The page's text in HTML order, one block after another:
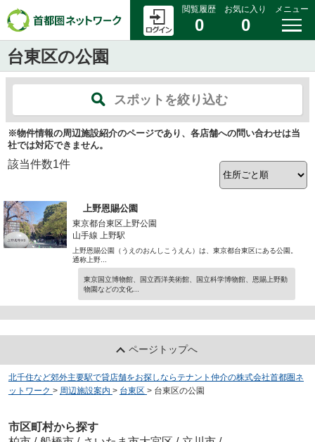
閲覧履歴
0
お気に入り
0
メニュー
台東区の公園
スポットを絞り込む
※物件情報の周辺施設紹介のページであり、各店舗への問い合わせは当
社では対応できません。
該当件数1件
上野恩賜公園
東京都台東区上野公園
山手線 上野駅
上野恩賜公園（うえのおんしこうえん）は、東京都台東区にある公園。
通称上野...
東京国立博物館、国立西洋美術館、国立科学博物館、恩賜上野動
物園などの文化...
ページトップへ
北千住など郊外主要駅で貸店舗をお探しならテナント仲介の株式会社首都圏ネ
ットワーク > 周辺施設案内 > 台東区 > 台東区の公園
市区町村から探す